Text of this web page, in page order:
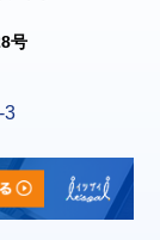
号
3